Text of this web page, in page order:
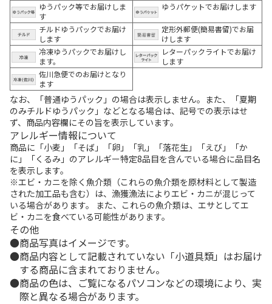
ゆうパック等でお届けしま
す
ゆうパケットでお届けします
チルドゆうパックでお届け
します
定形外郵便(簡易書留)でお届
けします
冷凍ゆうパックでお届けし
ます。
レターパックライトでお届け
します
佐川急便でのお届けとなり
ます
なお、「普通ゆうパック」の場合は表示しません。また、「夏期
のみチルドゆうパック」などとなる場合は、記号での表示はせ
ず、商品内容欄にその旨を表示しています。
アレルギー情報について
商品に「小麦」「そば」「卵」「乳」「落花生」「えび」「か
に」「くるみ」のアレルギー特定8品目を含んでいる場合に品目名
を表示します。
※エビ・カニを除く魚介類（これらの魚介類を原材料として製造
された加工品も含む）は、漁獲漁法によりエビ・カニが混じって
いる場合があります。 また、これらの魚介類は、エサとしてエ
ビ・カニを食べている可能性があります。
その他
商品写真はイメージです。
商品内容として記載されていない「小道具類」はお届け
する商品に含まれておりません。
商品の色は、ご覧になるパソコンなどの環境により、実
際と異なる場合があります。